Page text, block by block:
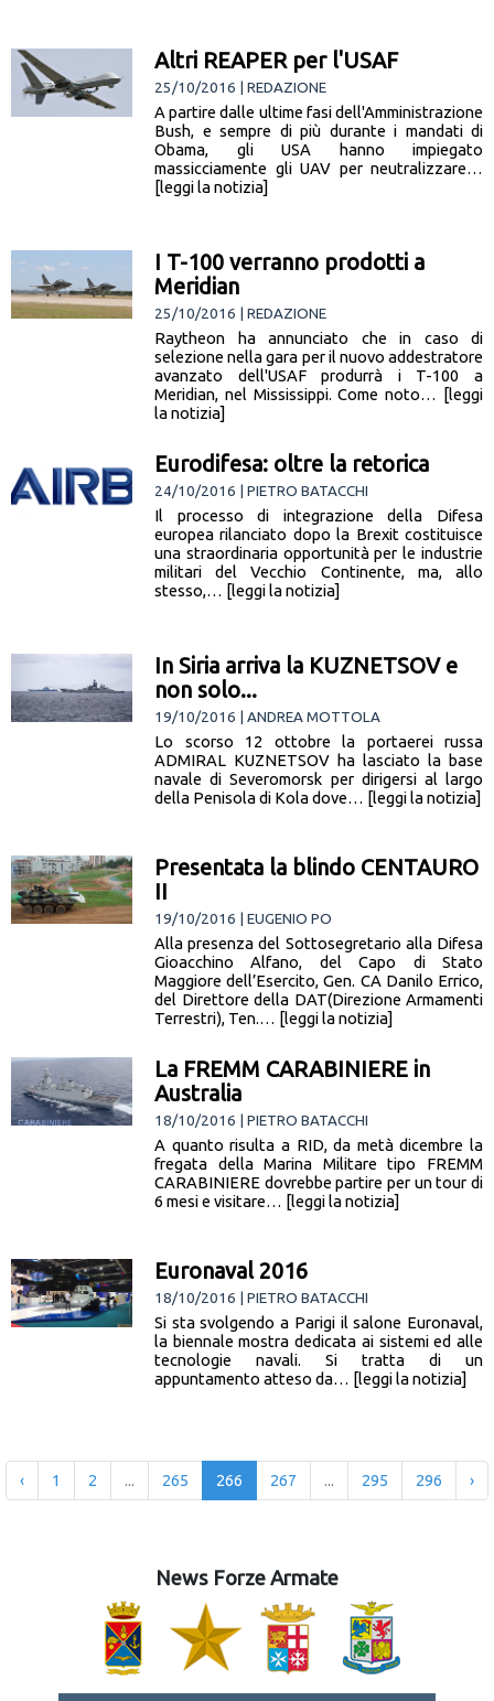
Altri REAPER per l'USAF
25/10/2016 | REDAZIONE
A partire dalle ultime fasi dell'Amministrazione
Bush, e sempre di più durante i mandati di
Obama, gli USA hanno impiegato
massicciamente gli UAV per neutralizzare…
[leggi la notizia]
I T-100 verranno prodotti a
Meridian
25/10/2016 | REDAZIONE
Raytheon ha annunciato che in caso di
selezione nella gara per il nuovo addestratore
avanzato dell'USAF produrrà i T-100 a
Meridian, nel Mississippi. Come noto… [leggi
la notizia]
Eurodifesa: oltre la retorica
24/10/2016 | PIETRO BATACCHI
Il processo di integrazione della Difesa
europea rilanciato dopo la Brexit costituisce
una straordinaria opportunità per le industrie
militari del Vecchio Continente, ma, allo
stesso,… [leggi la notizia]
In Siria arriva la KUZNETSOV e
non solo...
19/10/2016 | ANDREA MOTTOLA
Lo scorso 12 ottobre la portaerei russa
ADMIRAL KUZNETSOV ha lasciato la base
navale di Severomorsk per dirigersi al largo
della Penisola di Kola dove… [leggi la notizia]
Presentata la blindo CENTAURO
II
19/10/2016 | EUGENIO PO
Alla presenza del Sottosegretario alla Difesa
Gioacchino Alfano, del Capo di Stato
Maggiore dell’Esercito, Gen. CA Danilo Errico,
del Direttore della DAT(Direzione Armamenti
Terrestri), Ten.… [leggi la notizia]
La FREMM CARABINIERE in
Australia
18/10/2016 | PIETRO BATACCHI
A quanto risulta a RID, da metà dicembre la
fregata della Marina Militare tipo FREMM
CARABINIERE dovrebbe partire per un tour di
6 mesi e visitare… [leggi la notizia]
Euronaval 2016
18/10/2016 | PIETRO BATACCHI
Si sta svolgendo a Parigi il salone Euronaval,
la biennale mostra dedicata ai sistemi ed alle
tecnologie navali. Si tratta di un
appuntamento atteso da… [leggi la notizia]
‹ 1 2 ... 265 266 267 ... 295 296 ›
News Forze Armate